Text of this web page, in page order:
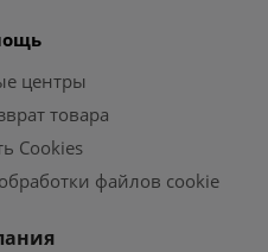
центры
товара
Cookies
файлов cookie